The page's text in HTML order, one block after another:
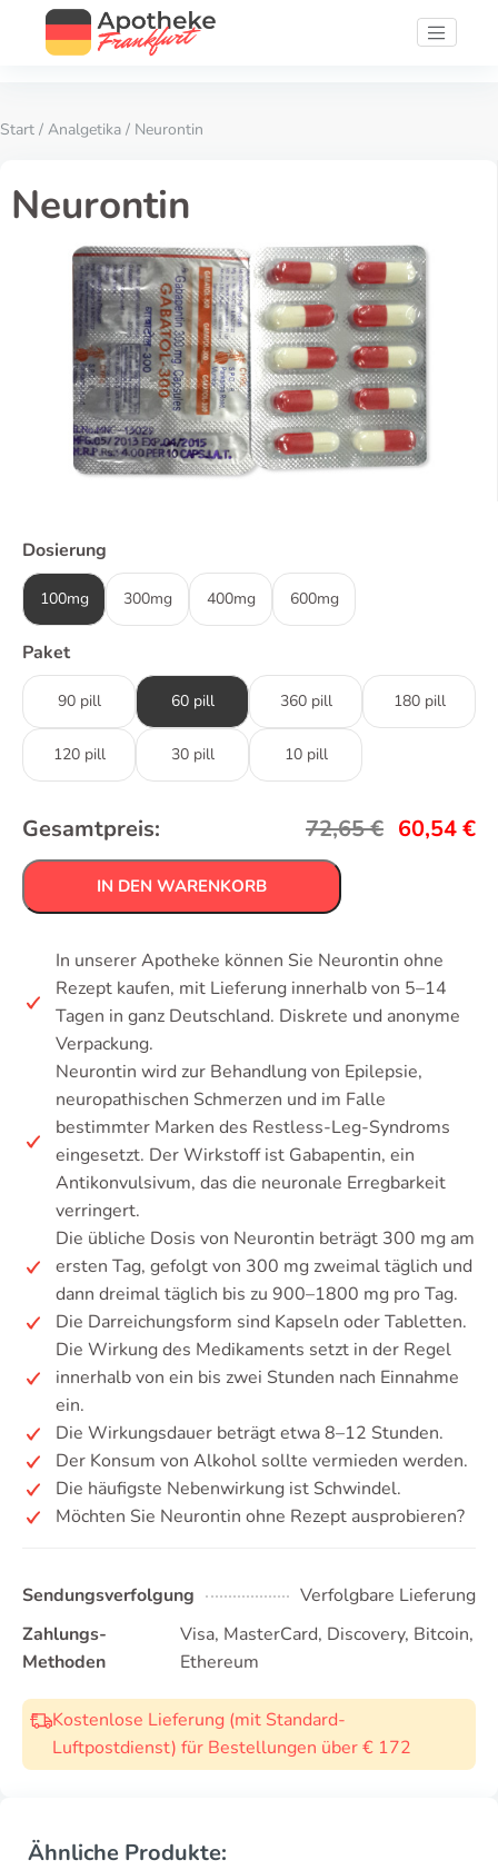
Start / Analgetika / Neurontin
Neurontin
Dosierung
100mg 300mg 400mg 600mg
Paket
90 pill 60 pill 360 pill 180 pill
120 pill 30 pill 10 pill
Gesamtpreis: 72,65€ 60,54€
IN DEN WARENKORB
In unserer Apotheke können Sie Neurontin ohne
Rezept kaufen, mit Lieferung innerhalb von 5–14
Tagen in ganz Deutschland. Diskrete und anonyme
Verpackung.
Neurontin wird zur Behandlung von Epilepsie,
neuropathischen Schmerzen und im Falle
bestimmter Marken des Restless-Leg-Syndroms
eingesetzt. Der Wirkstoff ist Gabapentin, ein
Antikonvulsivum, das die neuronale Erregbarkeit
verringert.
Die übliche Dosis von Neurontin beträgt 300 mg am
ersten Tag, gefolgt von 300 mg zweimal täglich und
dann dreimal täglich bis zu 900–1800 mg pro Tag.
Die Darreichungsform sind Kapseln oder Tabletten.
Die Wirkung des Medikaments setzt in der Regel
innerhalb von ein bis zwei Stunden nach Einnahme
ein.
Die Wirkungsdauer beträgt etwa 8–12 Stunden.
Der Konsum von Alkohol sollte vermieden werden.
Die häufigste Nebenwirkung ist Schwindel.
Möchten Sie Neurontin ohne Rezept ausprobieren?
Sendungsverfolgung
Verfolgbare Lieferung
Zahlungs-
Methoden
Visa, MasterCard, Discovery, Bitcoin,
Ethereum
Kostenlose Lieferung (mit Standard-
Luftpostdienst) für Bestellungen über € 172
Ähnliche Produkte: